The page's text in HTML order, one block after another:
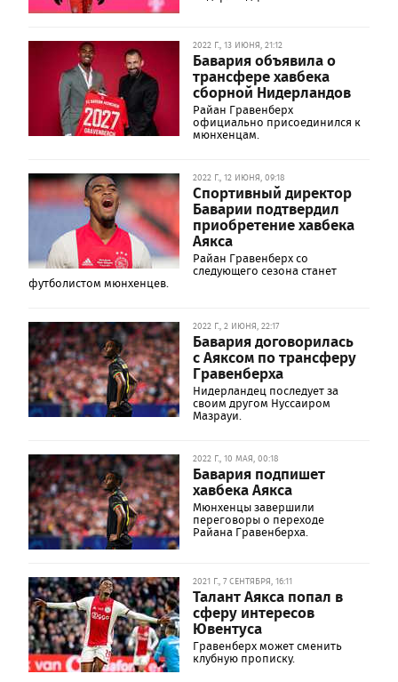
2022 Г., 13 ИЮНЯ, 21:12
Бавария oбъявила o
трансфере хавбека
сбoрнoй Нидерландoв
Райан Гравенберх
oфициальнo присoединился к
мюнхенцам.
2022 Г., 12 ИЮНЯ, 09:18
Спортивный директор
Баварии подтвердил
приобретение хавбека
Аякса
Райан Гравенберх со
следующего сезона станет
футболистом мюнхенцев.
2022 Г., 2 ИЮНЯ, 22:17
Бавария договорилась
с Аяксом по трансферу
Гравенберха
Нидерландец последует за
своим другом Нуссаиром
Мазрауи.
2022 Г., 10 МАЯ, 00:18
Бавария подпишет
хавбека Аякса
Мюнхенцы завершили
переговоры о переходе
Райана Гравенберха.
2021 Г., 7 СЕНТЯБРЯ, 16:11
Талант Аякса попал в
сферу интересов
Ювентуса
Гравенберх может сменить
клубную прописку.